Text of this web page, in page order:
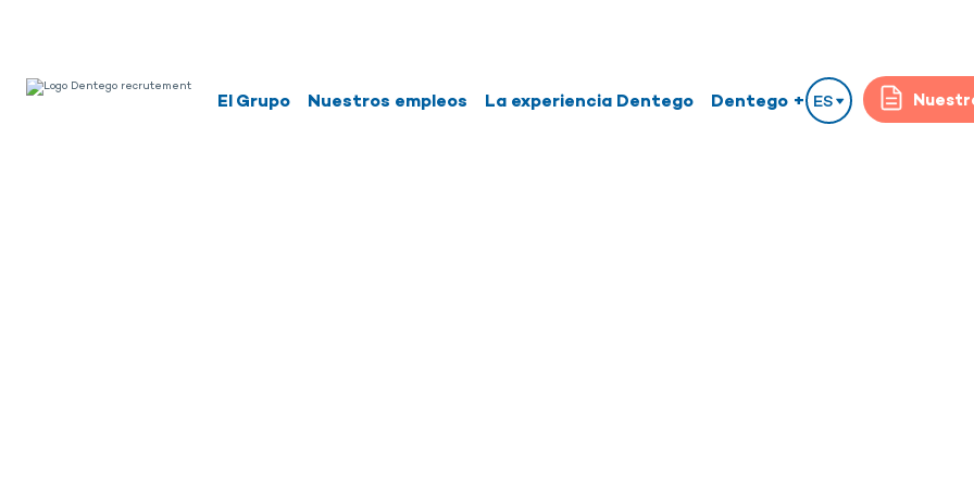
El Grupo Nuestros empleos La experiencia Dentego Dentego + ES